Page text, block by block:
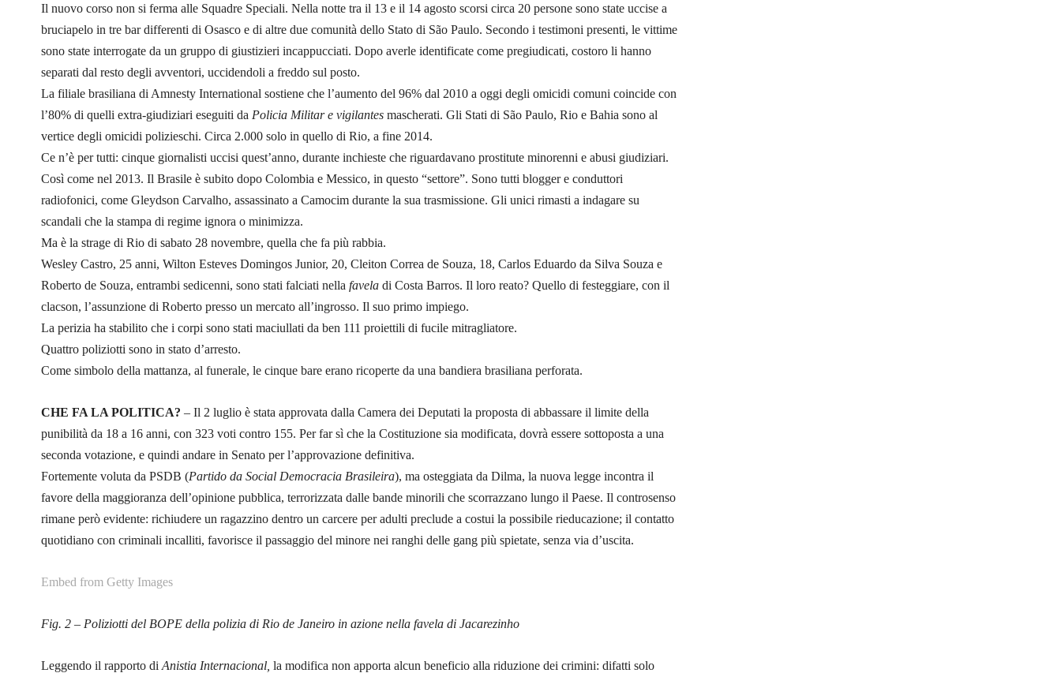
Il nuovo corso non si ferma alle Squadre Speciali. Nella notte tra il 13 e il 14 agosto scorsi circa 20 persone sono state uccise a
bruciapelo in tre bar differenti di Osasco e di altre due comunità dello Stato di São Paulo. Secondo i testimoni presenti, le vittime
sono state interrogate da un gruppo di giustizieri incappucciati. Dopo averle identificate come pregiudicati, costoro li hanno
separati dal resto degli avventori, uccidendoli a freddo sul posto.
La filiale brasiliana di Amnesty International sostiene che l’aumento del 96% dal 2010 a oggi degli omicidi comuni coincide con
l’80% di quelli extra-giudiziari eseguiti da Policia Militar e vigilantes mascherati. Gli Stati di São Paulo, Rio e Bahia sono al
vertice degli omicidi polizieschi. Circa 2.000 solo in quello di Rio, a fine 2014.
Ce n’è per tutti: cinque giornalisti uccisi quest’anno, durante inchieste che riguardavano prostitute minorenni e abusi giudiziari.
Così come nel 2013. Il Brasile è subito dopo Colombia e Messico, in questo “settore”. Sono tutti blogger e conduttori
radiofonici, come Gleydson Carvalho, assassinato a Camocim durante la sua trasmissione. Gli unici rimasti a indagare su
scandali che la stampa di regime ignora o minimizza.
Ma è la strage di Rio di sabato 28 novembre, quella che fa più rabbia.
Wesley Castro, 25 anni, Wilton Esteves Domingos Junior, 20, Cleiton Correa de Souza, 18, Carlos Eduardo da Silva Souza e
Roberto de Souza, entrambi sedicenni, sono stati falciati nella favela di Costa Barros. Il loro reato? Quello di festeggiare, con il
clacson, l’assunzione di Roberto presso un mercato all’ingrosso. Il suo primo impiego.
La perizia ha stabilito che i corpi sono stati maciullati da ben 111 proiettili di fucile mitragliatore.
Quattro poliziotti sono in stato d’arresto.
Come simbolo della mattanza, al funerale, le cinque bare erano ricoperte da una bandiera brasiliana perforata.
CHE FA LA POLITICA? – Il 2 luglio è stata approvata dalla Camera dei Deputati la proposta di abbassare il limite della
punibilità da 18 a 16 anni, con 323 voti contro 155. Per far sì che la Costituzione sia modificata, dovrà essere sottoposta a una
seconda votazione, e quindi andare in Senato per l’approvazione definitiva.
Fortemente voluta da PSDB (Partido da Social Democracia Brasileira), ma osteggiata da Dilma, la nuova legge incontra il
favore della maggioranza dell’opinione pubblica, terrorizzata dalle bande minorili che scorrazzano lungo il Paese. Il controsenso
rimane però evidente: richiudere un ragazzino dentro un carcere per adulti preclude a costui la possibile rieducazione; il contatto
quotidiano con criminali incalliti, favorisce il passaggio del minore nei ranghi delle gang più spietate, senza via d’uscita.
Embed from Getty Images
Fig. 2 – Poliziotti del BOPE della polizia di Rio de Janeiro in azione nella favela di Jacarezinho
Leggendo il rapporto di Anistia Internacional, la modifica non apporta alcun beneficio alla riduzione dei crimini: difatti solo